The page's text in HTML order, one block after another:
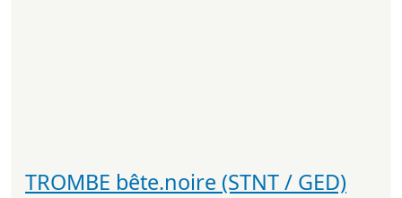
TROMBE bête.noire (STNT / GED)